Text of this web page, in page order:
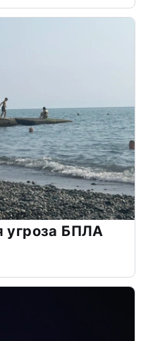
угроза БПЛА